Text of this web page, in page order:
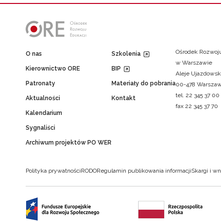
O nas
Kierownictwo ORE
Patronaty
Aktualności
Kalendarium
Sygnaliści
Archiwum projektów PO WER
Szkolenia
BIP
Materiały do pobrania
Kontakt
Ośrodek
w Warszawie
Aleje
00-478
tel. 22 345 37 00
fax 22 345 37 70
Polityka prywatnościRODORegulamin publikowania informacjiSkargi i